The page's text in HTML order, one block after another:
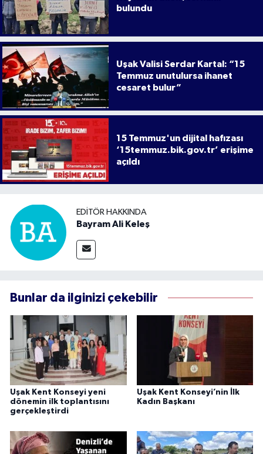
bulundu
Uşak Valisi Serdar Kartal: “15
Temmuz unutulursa ihanet
cesaret bulur”
15 Temmuz'un dijital hafızası
‘15temmuz.bik.gov.tr’ erişime
açıldı
EDITÖR HAKKINDA
Bayram Ali Keleş
Bunlar da ilginizi çekebilir
Uşak Kent Konseyi yeni
dönemin ilk toplantısını
gerçekleştirdi
Uşak Kent Konseyi’nin İlk
Kadın Başkanı